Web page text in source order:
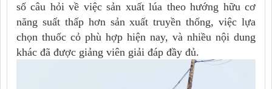
số câu hỏi về việc sản xuất lúa theo hướng hữu cơ
năng suất thấp hơn sản xuất truyền thống, việc lựa
chọn thuốc cỏ phù hợp hiện nay, và nhiều nội dung
khác đã được giảng viên giải đáp đầy đủ.